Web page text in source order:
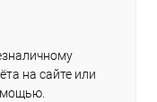
на сайте или